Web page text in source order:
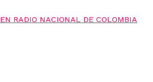
RADIO NACIONAL DE COLOMBIA